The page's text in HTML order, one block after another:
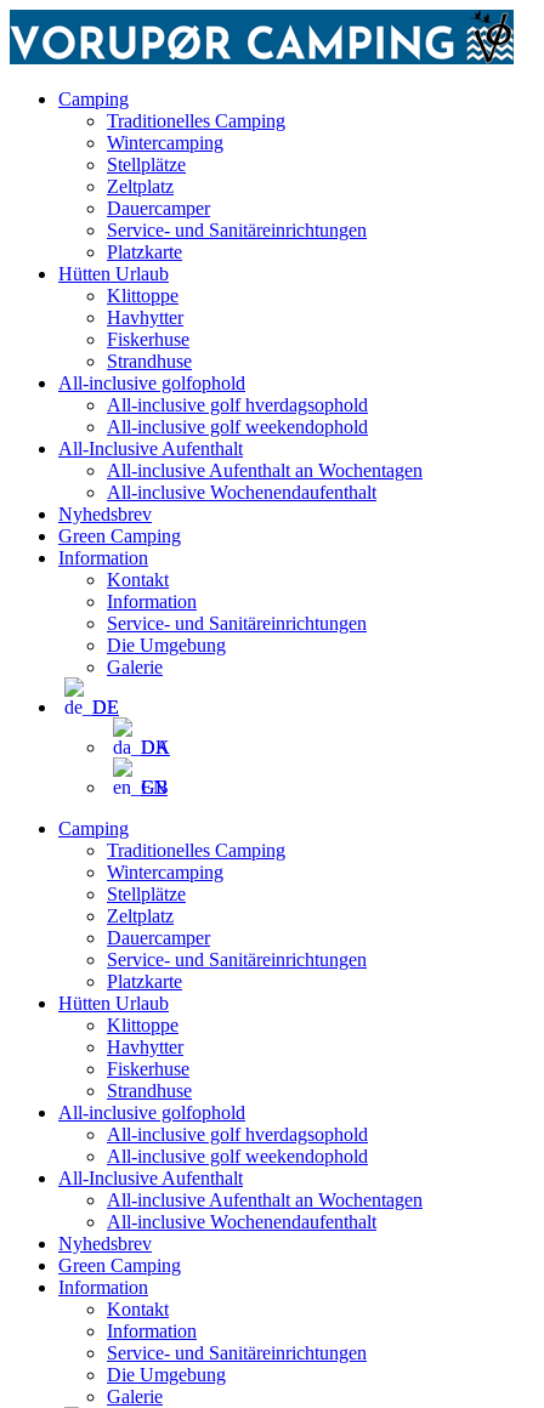
Camping
Traditionelles Camping
Wintercamping
Stellplätze
Zeltplatz
Dauercamper
Service- und Sanitäreinrichtungen
Platzkarte
Hütten Urlaub
Klittoppe
Havhytter
Fiskerhuse
Strandhuse
All-inclusive golfophold
All-inclusive golf hverdagsophold
All-inclusive golf weekendophold
All-Inclusive Aufenthalt
All-inclusive Aufenthalt an Wochentagen
All-inclusive Wochenendaufenthalt
Nyhedsbrev
Green Camping
Information
Kontakt
Information
Service- und Sanitäreinrichtungen
Die Umgebung
Galerie
DE
DA
EN
Camping
Traditionelles Camping
Wintercamping
Stellplätze
Zeltplatz
Dauercamper
Service- und Sanitäreinrichtungen
Platzkarte
Hütten Urlaub
Klittoppe
Havhytter
Fiskerhuse
Strandhuse
All-inclusive golfophold
All-inclusive golf hverdagsophold
All-inclusive golf weekendophold
All-Inclusive Aufenthalt
All-inclusive Aufenthalt an Wochentagen
All-inclusive Wochenendaufenthalt
Nyhedsbrev
Green Camping
Information
Kontakt
Information
Service- und Sanitäreinrichtungen
Die Umgebung
Galerie